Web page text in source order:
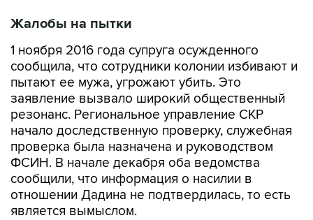
Жалобы на пытки
1 ноября 2016 года супруга осужденного
сообщила, что сотрудники колонии избивают и
пытают ее мужа, угрожают убить. Это
заявление вызвало широкий общественный
резонанс. Региональное управление СКР
начало доследственную проверку, служебная
проверка была назначена и руководством
ФСИН. В начале декабря оба ведомства
сообщили, что информация о насилии в
отношении Дадина не подтвердилась, то есть
является вымыслом.